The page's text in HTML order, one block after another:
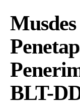
BLT-